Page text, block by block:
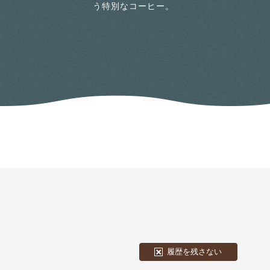
う特別なコーヒー。
履歴を残さない